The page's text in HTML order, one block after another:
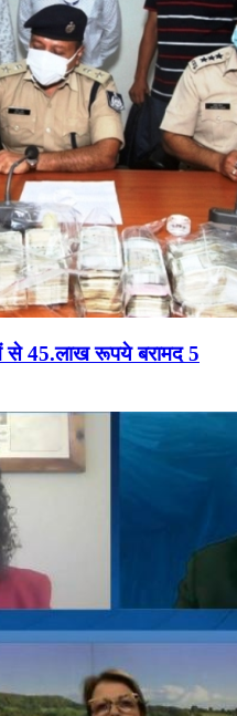
45.लाख रूपये बरामद 5